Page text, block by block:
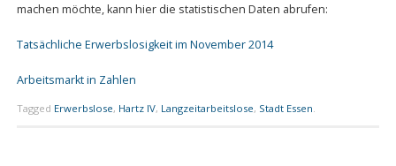
machen möchte, kann hier die statistischen Daten abrufen:
Tatsächliche Erwerbslosigkeit im November 2014
Arbeitsmarkt in Zahlen
Tagged Erwerbslose, Hartz IV, Langzeitarbeitslose, Stadt Essen.